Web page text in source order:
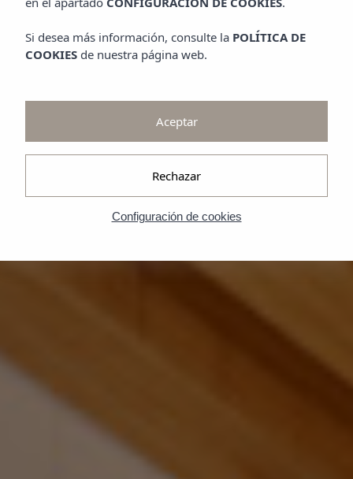
Si desea más información, consulte la POLÍTICA DE
COOKIES de nuestra página web.
Configuración de cookies
Rechazar
Aceptar